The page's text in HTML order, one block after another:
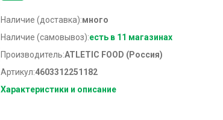
Наличие (доставка):много
Наличие (самовывоз):есть в 11 магазинах
Производитель:ATLETIC FOOD (Россия)
Артикул:4603312251182
Характеристики и описание